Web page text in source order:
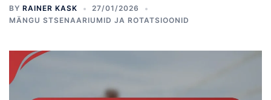
BY RAINER KASK
27/01/2026
MÄNGU STSENAARIUMID JA ROTATSIOONID